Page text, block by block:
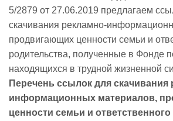
5/2879 от 27.06.2019 предлагаем
скачивания рекламно-
продвигающих ценности семьи и
родительства, полученные в Фонде
находящихся в трудной жизненной
Перечень ссылок для скачивания
информационных материалов,
ценности семьи и